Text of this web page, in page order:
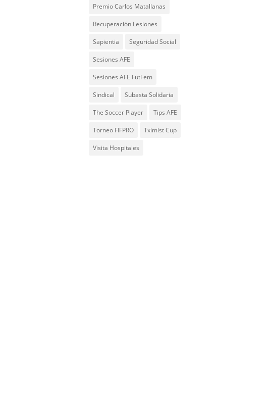
Premio Carlos Matallanas
Recuperación Lesiones
Sapientia Seguridad Social
Sesiones AFE
Sesiones AFE FutFem
Sindical Subasta Solidaria
The Soccer Player Tips AFE
Torneo FIFPRO Tximist Cup
Visita Hospitales